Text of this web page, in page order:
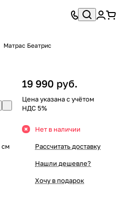
Матрас Беатрис
см
19 990 руб.
Цена указана с учётом
НДС 5%
Нет в наличии
Рассчитать доставку
Нашли дешевле?
Хочу в подарок